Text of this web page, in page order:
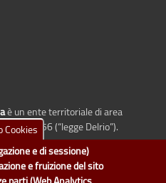
è un ente territoriale di area
n. 56 (“legge Delrio”).
Cookies
e di sessione)
e fruizione del sito